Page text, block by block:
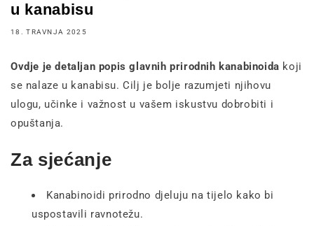
u kanabisu
18. TRAVNJA 2025
Ovdje je detaljan popis glavnih prirodnih kanabinoida koji
se nalaze u kanabisu. Cilj je bolje razumjeti njihovu
ulogu, učinke i važnost u vašem iskustvu dobrobiti i
opuštanja.
Za sjećanje
Kanabinoidi prirodno djeluju na tijelo kako bi
uspostavili ravnotežu.